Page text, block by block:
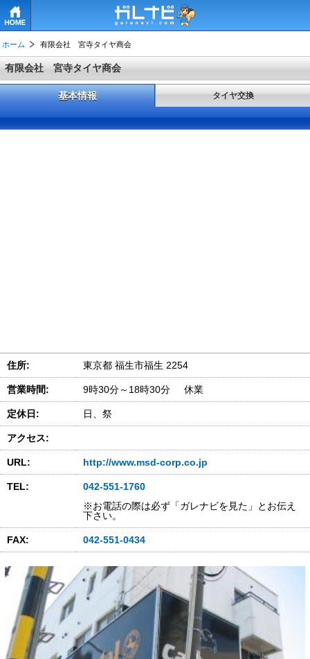
ホーム 有限会社 宮寺タイヤ商会
有限会社 宮寺タイヤ商会
基本情報 タイヤ交換
住所: 東京都 福生市福生 2254
営業時間: 9時30分～18時30分 休業
定休日: 日、祭
アクセス:
URL: http://www.msd-corp.co.jp
TEL:
042-551-1760
※お電話の際は必ず「ガレナビを見た」とお伝え
下さい。
FAX: 042-551-0434